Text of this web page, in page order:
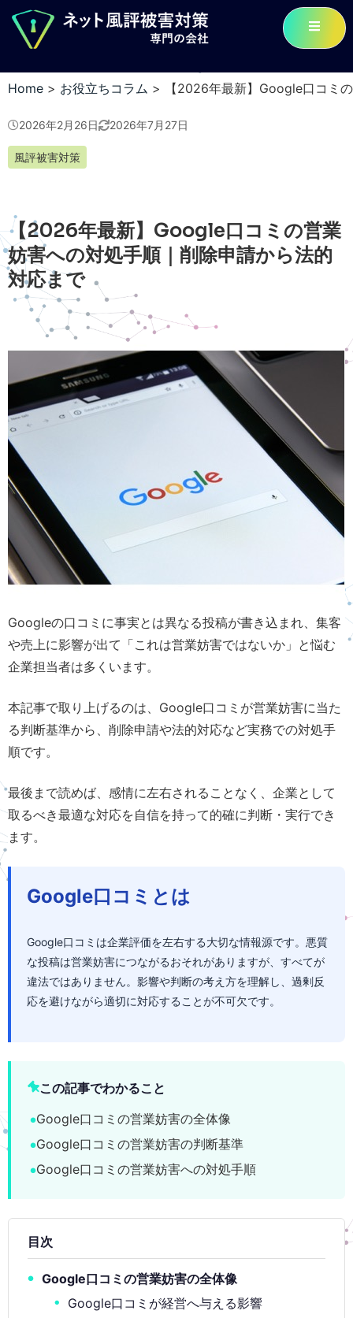
Home > お役立ちコラム > 【2026年最新】Google口コミ
2026年2月26日 2026年7月27日
風評被害対策
【2026年最新】Google口コミの営業
妨害への対処手順｜削除申請から法的
対応まで
Googleの口コミに事実とは異なる投稿が書き込まれ、集客
や売上に影響が出て「これは営業妨害ではないか」と悩む
企業担当者は多くいます。
本記事で取り上げるのは、Google口コミが営業妨害に当た
る判断基準から、削除申請や法的対応など実務での対処手
順です。
最後まで読めば、感情に左右されることなく、企業として
取るべき最適な対応を自信を持って的確に判断・実行でき
ます。
Google口コミとは
Google口コミは企業評価を左右する大切な情報源です。悪質
な投稿は営業妨害につながるおそれがありますが、すべてが
違法ではありません。影響や判断の考え方を理解し、過剰反
応を避けながら適切に対応することが不可欠です。
この記事でわかること
Google口コミの営業妨害の全体像
Google口コミの営業妨害の判断基準
Google口コミの営業妨害への対処手順
目次
Google口コミの営業妨害の全体像
Google口コミが経営へ与える影響